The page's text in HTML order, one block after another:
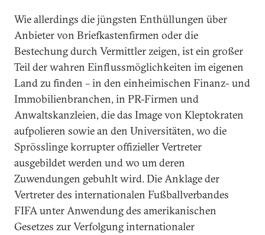
Wie allerdings die jüngsten Enthüllungen über
Anbieter von Briefkastenfirmen oder die
Bestechung durch Vermittler zeigen, ist ein großer
Teil der wahren Einflussmöglichkeiten im eigenen
Land zu finden – in den einheimischen Finanz- und
Immobilienbranchen, in PR-Firmen und
Anwaltskanzleien, die das Image von Kleptokraten
aufpolieren sowie an den Universitäten, wo die
Sprösslinge korrupter offizieller Vertreter
ausgebildet werden und wo um deren
Zuwendungen gebuhlt wird. Die Anklage der
Vertreter des internationalen Fußballverbandes
FIFA unter Anwendung des amerikanischen
Gesetzes zur Verfolgung internationaler